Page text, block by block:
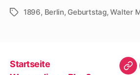
Schlagwörter
1896, Berlin, Geburtstag,Walter
Startseite